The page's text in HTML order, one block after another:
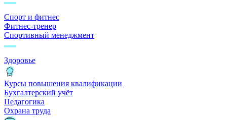
Спорт и фитнес
Фитнес-тренер
Спортивный менеджмент
Здоровье
Курсы повышения квалификации
Бухгалтерский учёт
Педагогика
Охрана труда